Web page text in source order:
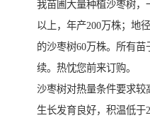
我苗圃大量种植沙枣树，
以上，年产200万株；地
的沙枣树60万株。所有
续。热忱您前来订购。
沙枣树对热量条件要求
生长发育良好，积温低